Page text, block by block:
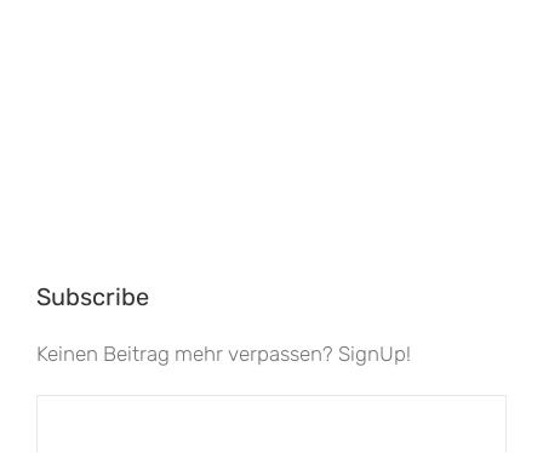
Subscribe
Keinen Beitrag mehr verpassen? SignUp!